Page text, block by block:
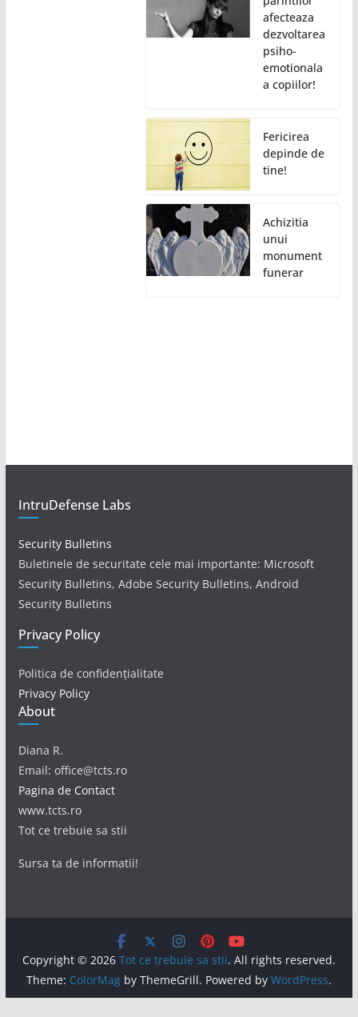
afecteaza
dezvoltarea
psiho-
emotionala
a copiilor!
Fericirea
depinde de
tine!
Achizitia
unui
monument
funerar
IntruDefense Labs
Security Bulletins
Buletinele de securitate cele mai importante: Microsoft
Security Bulletins, Adobe Security Bulletins, Android
Security Bulletins
Privacy Policy
Politica de confidențialitate
Privacy Policy
About
Diana R.
Email: office@tcts.ro
Pagina de Contact
www.tcts.ro
Tot ce trebuie sa stii
Sursa ta de informatii!
Copyright © 2026 Tot ce trebuie sa stii. All rights reserved.
Theme: ColorMagby ThemeGrill. Powered by WordPress.